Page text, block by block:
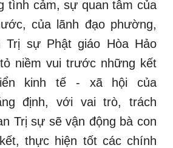
tình cảm, sự quan tâm của
của lãnh đạo phường,
Trị sự Phật giáo Hòa Hảo
niềm vui trước những kết
kinh tế - xã hội của
định, với vai trò, trách
Trị sự sẽ vận động bà con
thực hiện tốt các chính